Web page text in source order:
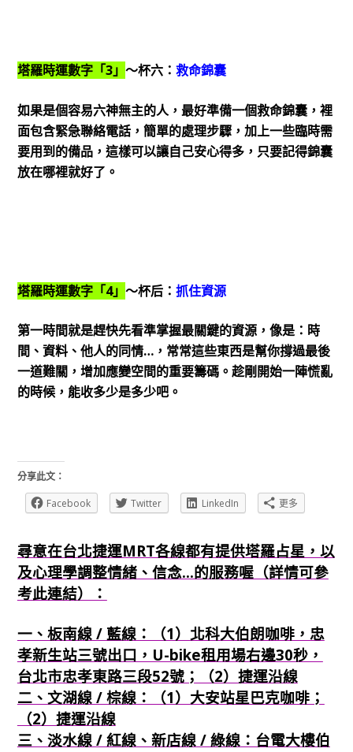
塔羅時運數字「3」 ～杯六： 救命錦囊
如果是個容易六神無主的人，最好準備一個救命錦囊，裡
面包含緊急聯絡電話，簡單的處理步驟，加上一些臨時需
要用到的備品，這樣可以讓自己安心得多，只要記得錦囊
放在哪裡就好了。
塔羅時運數字「4」 ～杯后： 抓住資源
第一時間就是趕快先看準掌握最關鍵的資源，像是：時
間、資料、他人的同情…，常常這些東西是幫你撐過最後
一道難關，增加應變空間的重要籌碼。趁剛開始一陣慌亂
的時候，能收多少是多少吧。
分享此文：
Facebook
Twitter LinkedIn 更多
尋意在台北捷運MRT各線都有提供塔羅占星，以
及心理學調整情緒、信念...的服務喔（詳情可參
考此連結）：
一、板南線 / 藍線：（1）北科大伯朗咖啡，忠
孝新生站三號出口，U-bike租用場右邊30秒，
台北市忠孝東路三段52號；（2）捷運沿線
二、文湖線 / 棕線：（1）大安站星巴克咖啡；
（2）捷運沿線
三、淡水線 / 紅線、新店線 / 綠線：台電大樓伯